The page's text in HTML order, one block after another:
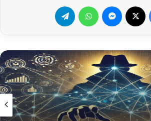
فيسبوك ماسنجر واتساب